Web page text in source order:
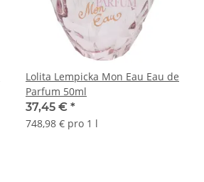
Lolita Lempicka Mon Eau Eau de
Parfum 50ml
37,45 € *
748,98 € pro 1 l